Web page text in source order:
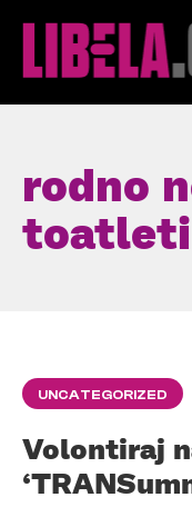
rodno
toatleti
UNCATEGORIZED
Volontiraj